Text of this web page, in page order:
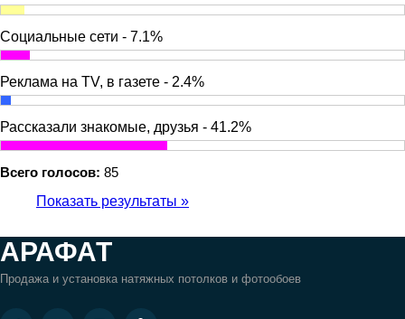
Социальные сети - 7.1%
Реклама на TV, в газете - 2.4%
Рассказали знакомые, друзья - 41.2%
Всего голосов: 85
Показать результаты »
АРАФАТ
Продажа и установка натяжных потолков и фотообоев